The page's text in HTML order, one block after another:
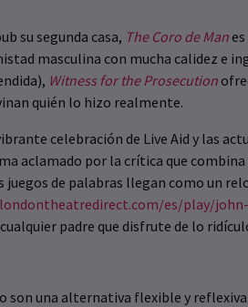
su segunda casa, The Coro de Man
masculina con mucha calidez e
Witness for the Prosecution
quién lo hizo realmente.
celebración de Live Aid y las
aclamado por la crítica que
de palabras llegan como un
es/play/
padre que disfrute de lo
son una alternativa flexible y